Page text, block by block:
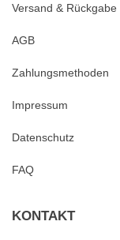
Versand & Rückgabe
AGB
Zahlungsmethoden
Impressum
Datenschutz
FAQ
KONTAKT